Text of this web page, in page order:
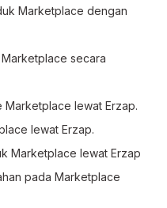
Marketplace dengan
secara
lewat Erzap.
lewat Erzap.
Marketplace lewat Erzap
pada Marketplace